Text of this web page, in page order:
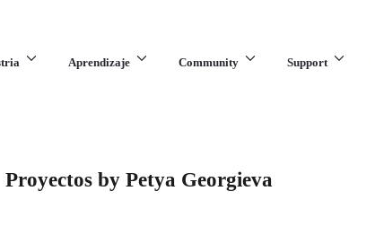
Aprendizaje Community Support
Proyectos by Petya Georgieva